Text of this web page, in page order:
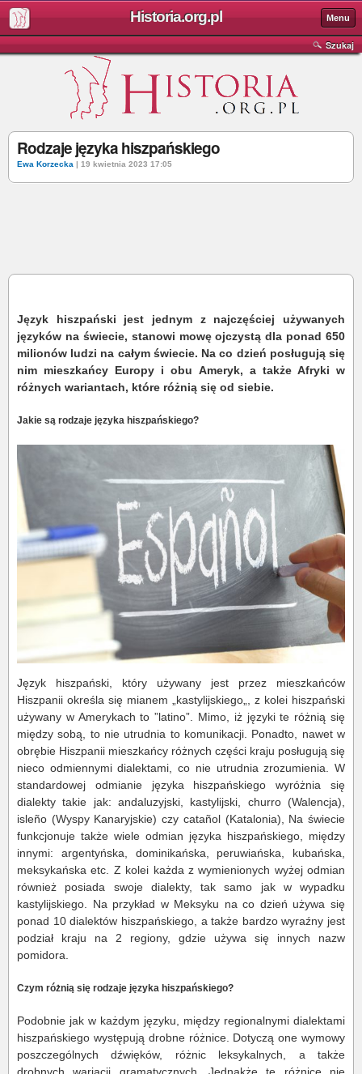
Historia.org.pl Menu
Szukaj
Rodzaje języka hiszpańskiego
Ewa Korzecka | 19 kwietnia 2023 17:05
Język hiszpański jest jednym z najczęściej używanych
języków na świecie, stanowi mowę ojczystą dla ponad 650
milionów ludzi na całym świecie. Na co dzień posługują się
nim mieszkańcy Europy i obu Ameryk, a także Afryki w
różnych wariantach, które różnią się od siebie.
Jakie są rodzaje języka hiszpańskiego?
Język hiszpański, który używany jest przez mieszkańców
Hiszpanii określa się mianem „kastylijskiego„, z kolei hiszpański
używany w Amerykach to ”latino”. Mimo, iż języki te różnią się
między sobą, to nie utrudnia to komunikacji. Ponadto, nawet w
obrębie Hiszpanii mieszkańcy różnych części kraju posługują się
nieco odmiennymi dialektami, co nie utrudnia zrozumienia. W
standardowej odmianie języka hiszpańskiego wyróżnia się
dialekty takie jak: andaluzyjski, kastylijski, churro (Walencja),
isleño (Wyspy Kanaryjskie) czy catañol (Katalonia), Na świecie
funkcjonuje także wiele odmian języka hiszpańskiego, między
innymi: argentyńska, dominikańska, peruwiańska, kubańska,
meksykańska etc. Z kolei każda z wymienionych wyżej odmian
również posiada swoje dialekty, tak samo jak w wypadku
kastylijskiego. Na przykład w Meksyku na co dzień używa się
ponad 10 dialektów hiszpańskiego, a także bardzo wyraźny jest
podział kraju na 2 regiony, gdzie używa się innych nazw
pomidora.
Czym różnią się rodzaje języka hiszpańskiego?
Podobnie jak w każdym języku, między regionalnymi dialektami
hiszpańskiego występują drobne różnice. Dotyczą one wymowy
poszczególnych dźwięków, różnic leksykalnych, a także
drobnych wariacji gramatycznych. Jednakże te różnice nie